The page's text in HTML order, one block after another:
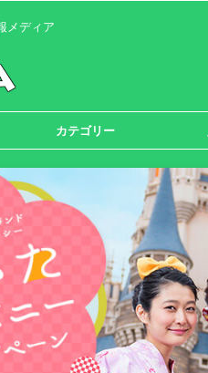
メディア
カテゴリー